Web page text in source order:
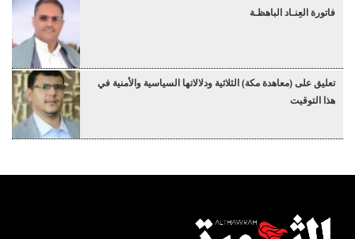
فاتورة العِنـاد الباهظـة
تعليق على (معاهدة مكة) الثلاثية ودلالاتها السياسية والأمنية في
هذا التوقيت